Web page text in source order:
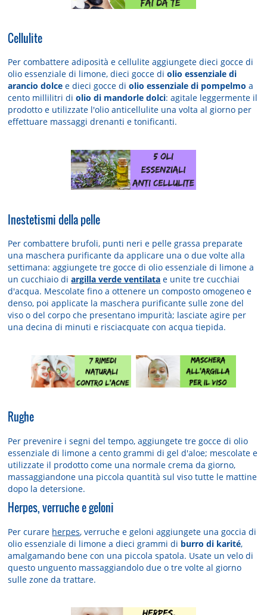
Cellulite
Per combattere adiposità e cellulite aggiungete dieci gocce di
olio essenziale di limone, dieci gocce diolio essenziale di
arancio dolce e dieci gocce diolio essenziale di pompelmo a
cento millilitri diolio di mandorle dolci: agitale leggermente il
prodotto e utilizzate l'olio anticellulite una volta al giorno per
effettuare massaggi drenanti e tonificanti.
Inestetismi della pelle
Per combattere brufoli, punti neri e pelle grassa preparate
una maschera purificante da applicare una o due volte alla
settimana: aggiungete tre gocce di olio essenziale di limone a
un cucchiaio diargilla verde ventilata e unite tre cucchiai
d'acqua. Mescolate fino a ottenere un composto omogeneo e
denso, poi applicate la maschera purificante sulle zone del
viso o del corpo che presentano impurità; lasciate agire per
una decina di minuti e risciacquate con acqua tiepida.
Rughe
Per prevenire i segni del tempo, aggiungete tre gocce di olio
essenziale di limone a cento grammi di gel d'aloe; mescolate e
utilizzate il prodotto come una normale crema da giorno,
massaggiandone una piccola quantità sul viso tutte le mattine
dopo la detersione.
Herpes, verruche e geloni
Per curare herpes, verruche e geloni aggiungete una goccia di
olio essenziale di limone a dieci grammi di burro di karité,
amalgamando bene con una piccola spatola. Usate un velo di
questo unguento massaggiandolo due o tre volte al giorno
sulle zone da trattare.